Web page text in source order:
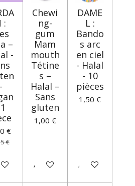
:
–
-
€
€
au panier
Chewi
ng-
gum
Mam
mouth
Tétine
s –
Halal –
Sans
gluten
1,00 €
Ajouter au panier
DAME
L :
Bando
s arc
en ciel
- Halal
- 10
pièces
1,50 €
Ajouter au